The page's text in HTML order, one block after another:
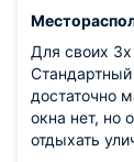
Для своих
достаточно
окна нет, но
отдыхать